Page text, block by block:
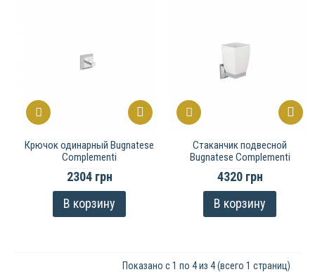
Крючок одинарный Bugnatese
Complementi
2304 грн
В корзину
Стаканчик подвесной
Bugnatese Complementi
4320 грн
В корзину
Показано с 1 по 4 из 4 (всего 1 страниц)